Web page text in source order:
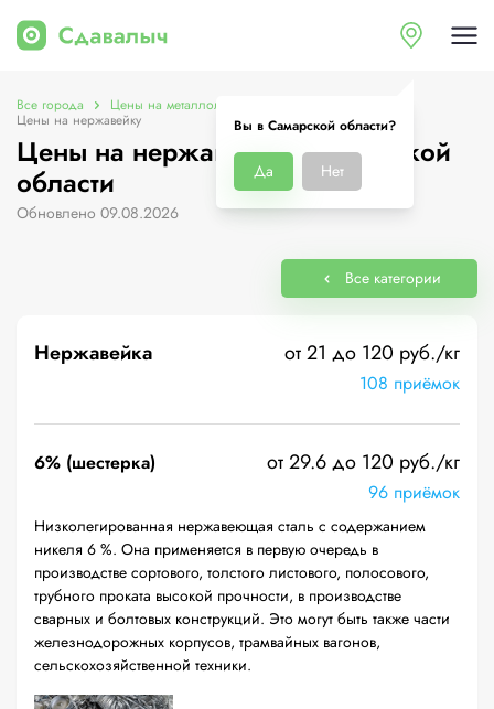
Вы в Самарской области?
Да Нет
Все города Цены на металлолом в Самарской области
Цены на нержавейку
Цены на нержавейку в Самарской
области
Обновлено 09.08.2026
Все категории
Нержавейка от 21 до 120 руб./кг
108 приёмок
6% (шестерка) от 29.6 до 120 руб./кг
96 приёмок
Низколегированная нержавеющая сталь с содержанием
никеля 6 %. Она применяется в первую очередь в
производстве сортового, толстого листового, полосового,
трубного проката высокой прочности, в производстве
сварных и болтовых конструкций. Это могут быть также части
железнодорожных корпусов, трамвайных вагонов,
сельскохозяйственной техники.